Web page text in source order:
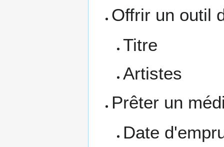
Offrir un outil
Titre
Artistes
Prêter un
Date